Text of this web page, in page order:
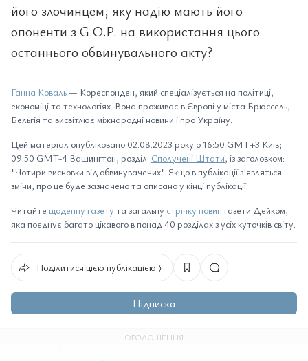
його злочинцем, яку надію мають його
опоненти з G.O.P. на використання цього
останнього обвинувального акту?
Ганна Коваль— Кореспонден, який спеціалізується на політиці,
економіці та технологіях. Вона проживає в Європі у міста Брюссель,
Бельгія та висвітлює міжнародні новини і про Україну.
Цей матеріал опубліковано 02.08.2023 року о 16:50 GMT+3 Київ;
09:50 GMT-4 Вашингтон, розділ: Сполучені Штати, із заголовком:
"Чотири висновки від обвинувачених". Якщо в публікації з'являться
зміни, про це буде зазначено та описано у кінці публікації.
Читайте щоденну газету та загальну стрічку новин газети Дейком,
яка поєднує багато цікавого в понад 40 розділах з усіх куточків світу.
Поділитися цією публікацією ⟩
Підписка
ОГОЛОШЕННЯ